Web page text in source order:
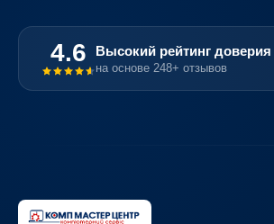
4.6 Высокий рейтинг доверия
на основе 248+ отзывов